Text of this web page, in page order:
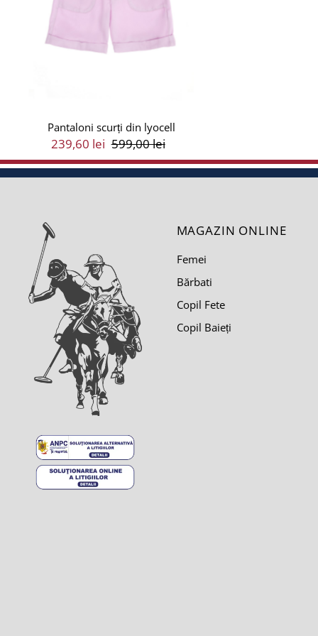
Pantaloni scurți din lyocell
Preț
Vânzare
239,60 lei Preț
Întreg
599,00 lei
MAGAZIN ONLINE
Femei
Bărbati
Copil Fete
Copil Baieți